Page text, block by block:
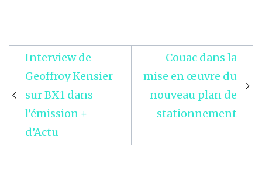
Navigation
de
l’article
Interview de
Geoffroy Kensier
sur BX1 dans
l’émission +
d’Actu
Couac dans la
mise en œuvre du
nouveau plan de
stationnement